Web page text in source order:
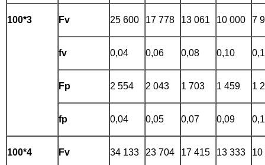
100*3 Fv 25 600 17 778 13 061 10 000 7
fv 0,04 0,06 0,08 0,10
Fp 2 554 2 043 1 703 1 459 1
fp 0,04 0,05 0,07 0,09
100*4 Fv 34 133 23 704 17 415 13 333 10